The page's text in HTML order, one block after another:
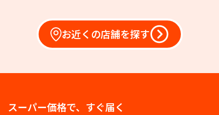
お近くの店舗を探す
スーパー価格で、すぐ届く